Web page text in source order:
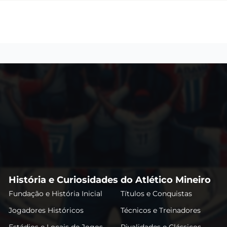
História e Curiosidades do Atlético Mineiro
Fundação e História Inicial
Títulos e Conquistas
Jogadores Históricos
Técnicos e Treinadores